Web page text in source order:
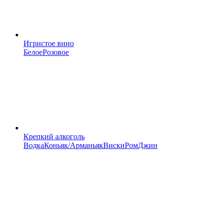
Игристое вино
БелоеРозовое
Крепкий алкоголь
ВодкаКоньяк/АрманьякВискиРомДжин